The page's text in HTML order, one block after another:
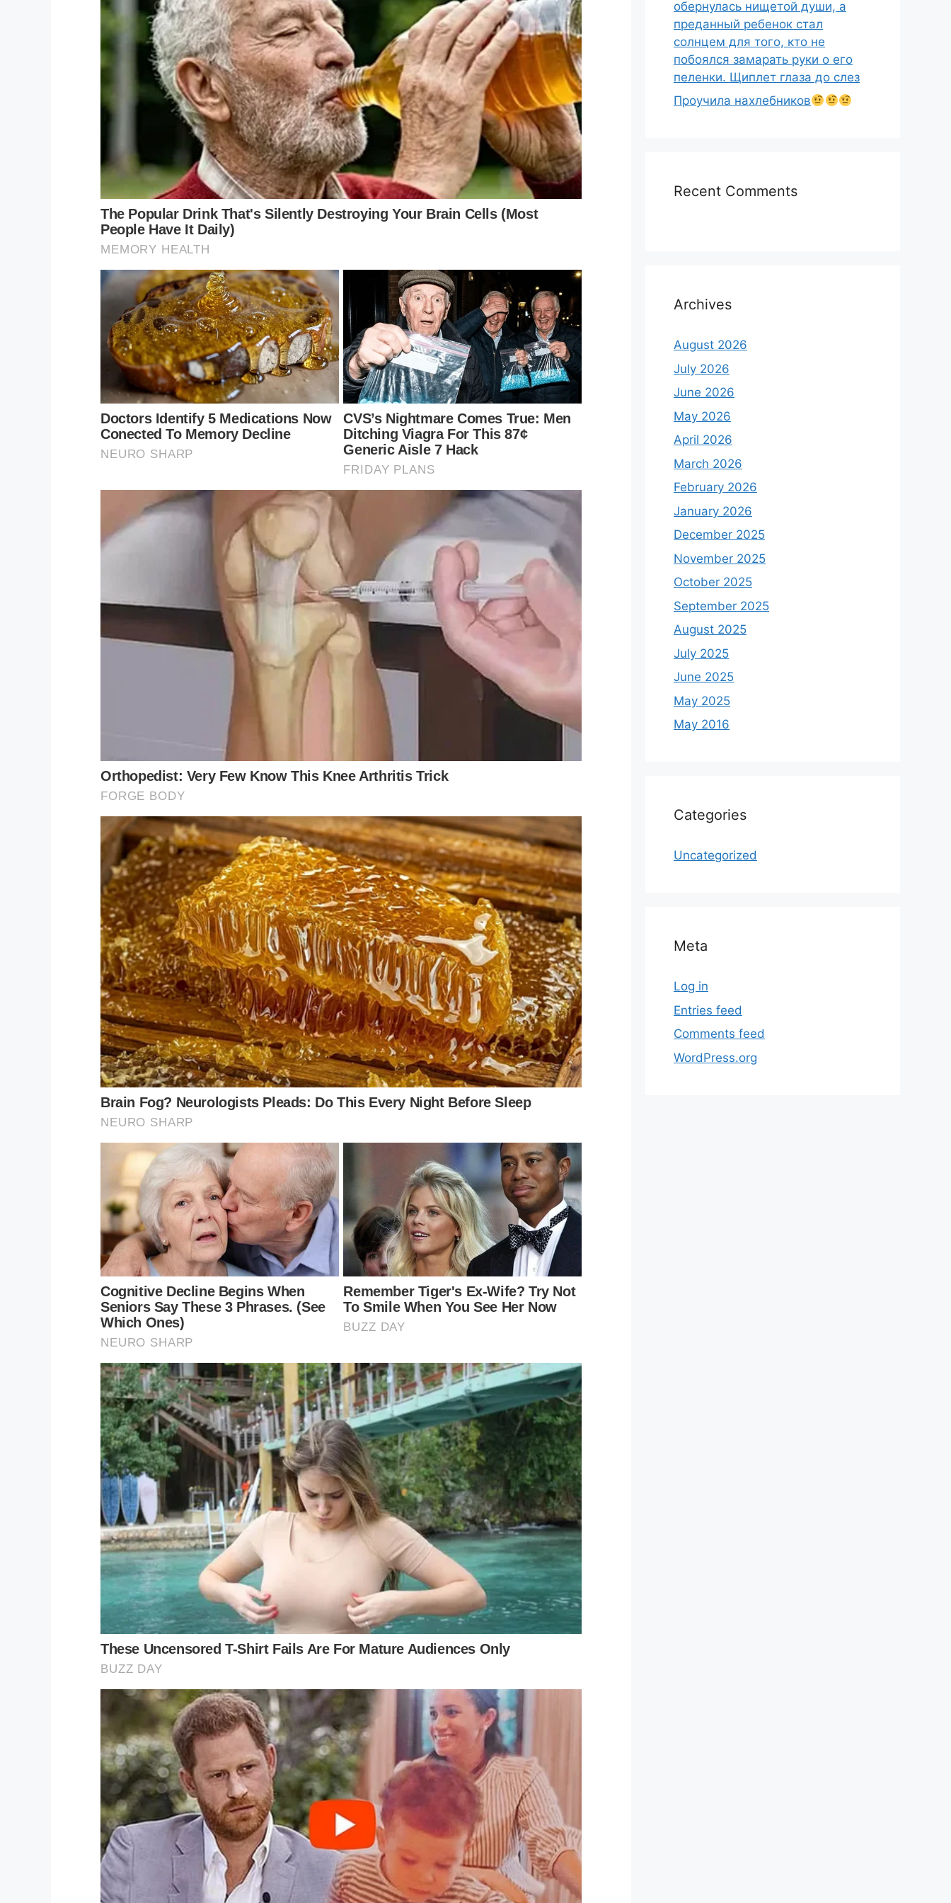
обернулась нищетой души, а
преданный ребенок стал
солнцем для того, кто не
побоялся замарать руки о его
пеленки. Щиплет глаза до слез
Проучила нахлебников
Recent Comments
Archives
August 2026
July 2026
June 2026
May 2026
April 2026
March 2026
February 2026
January 2026
December 2025
November 2025
October 2025
September 2025
August 2025
July 2025
June 2025
May 2025
May 2016
Categories
Uncategorized
Meta
Log in
Entries feed
Comments feed
WordPress.org